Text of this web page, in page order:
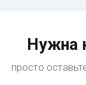
Нужна
просто